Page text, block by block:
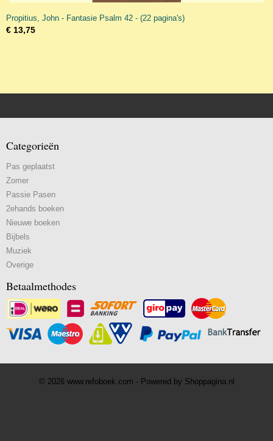
Propitius, John - Fantasie Psalm 42 - (22 pagina's)
€ 13,75
Categorieën
Pas geplaatst
Zomer
Passie Pasen
2ehands boeken
Nieuwe boeken
Bijbels
Muziek
Overige
Betaalmethodes
© 2026 www.refoboek.com - Powered by Shoppagina.nl